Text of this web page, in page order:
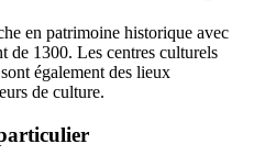
en patrimoine historique avec
de 1300. Les centres culturels
également des lieux
de culture.